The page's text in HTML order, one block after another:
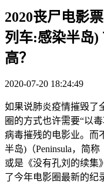
2020丧尸电影
列车:感染半岛)
高？
2020-07-20 18:24:49
如果说肺炎疫情摧毁了
圈的方式也许需要“以
病毒摧残的电影业。而
半岛)（Peninsula，简
或是《没有孔刘的续集
了今年电影圈最新的纪